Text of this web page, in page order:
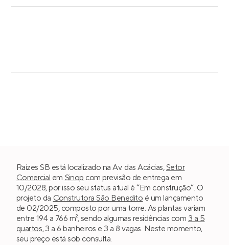
Raízes SB está localizado na Av. das Acácias,Setor
Comercial em Sinop com previsão de entrega em
10/2028, por isso seu status atual é “Em construção”. O
projeto da Construtora São Benedito é um lançamento
de 02/2025, composto por uma torre. As plantas variam
entre 194 a 766 m², sendo algumas residências com 3 a 5
quartos, 3 a 6 banheiros e 3 a 8 vagas. Neste momento,
seu preço está sob consulta.